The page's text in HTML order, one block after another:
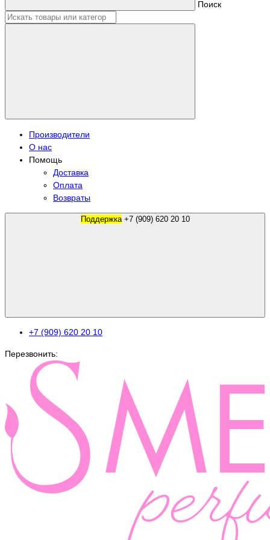
Поиск
Производители
О нас
Помощь
Доставка
Оплата
Возвраты
Поддержка +7 (909) 620 20 10
+7 (909) 620 20 10
Перезвонить: